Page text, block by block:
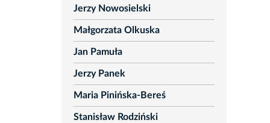
Jerzy Nowosielski
Małgorzata Olkuska
Jan Pamuła
Jerzy Panek
Maria Pinińska-Bereś
Stanisław Rodziński